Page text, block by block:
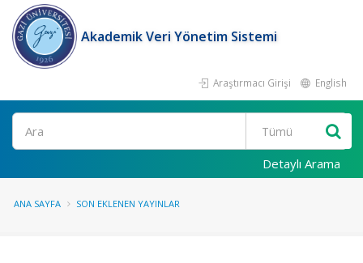
Akademik Veri Yönetim Sistemi
Araştırmacı Girişi English
Ara
Detaylı Arama
ANA SAYFA SON EKLENEN YAYINLAR